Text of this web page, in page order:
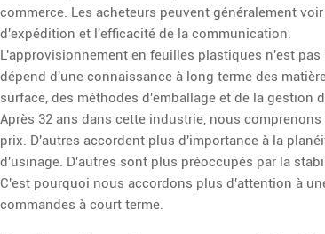
commerce. Les acheteurs peuvent généralement
d'expédition et l'efficacité de la communication.
L'approvisionnement en feuilles plastiques n'est
dépend d'une connaissance à long terme des
surface, des méthodes d'emballage et de la gestion
Après 32 ans dans cette industrie, nous
prix. D'autres accordent plus d'importance à la
d'usinage. D'autres sont plus préoccupés par la
C'est pourquoi nous accordons plus d'attention à
commandes à court terme.